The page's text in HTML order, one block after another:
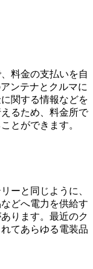
料金の支払いを自
ンテナとクルマに
関する情報などを
るため、料金所で
とができます。
ーと同じように、
どへ電力を供給す
ります。最近のク
てあらゆる電装品